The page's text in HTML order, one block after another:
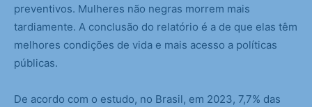
preventivos. Mulheres não negras morrem mais
tardiamente. A conclusão do relatório é a de que elas têm
melhores condições de vida e mais acesso a políticas
públicas.
De acordo com o estudo, no Brasil, em 2023, 7,7% das